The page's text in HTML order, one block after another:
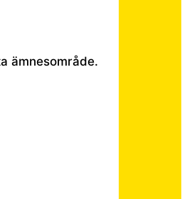
ämnesområde.